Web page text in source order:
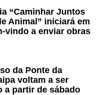
“Caminhar Juntos
Animal” iniciará em
vindo a enviar obras
da Ponte da
voltam a ser
a partir de sábado